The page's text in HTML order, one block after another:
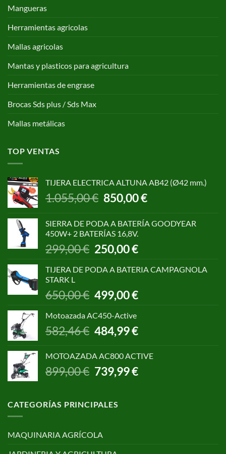
Mangueras
Herramientas agricolas
Mallas agricolas
Mantas y plasticos para agricultura
Herramientas de engrase
Brocas Sds plus / Sds Max
Mallas metálicas
TOP VENTAS
TIJERA ELECTRICA ALTUNA AB42 (Ø42 mm.)
1.055,00€ El
precio
era:
1.055,00 €.
850,00€El
precio
es:
SIERRA DE PODA A BATERÍA GOODYEAR
450W+ 2 BATERÍAS 16,8V.
299,00€ El
precio
original
299,00 €.
250,00€El
precio
actual
250,00 €.
TIJERA DE PODA A BATERIA CAMPAGNOLA
STARK L
650,00€
El
precio
original
650,00 €.
499,00€El
precio
499,00 €.
Motoazada AC450-Active
582,46€
El
precio
era:
582,46 €.
484,99€El
precio
es:
484,99 €.
MOTOAZADA AC800 ACTIVE
899,00€ El
precio
era:
899,00 €.
739,99€El
precio
CATEGORÍAS PRINCIPALES
MAQUINARIA AGRÍCOLA